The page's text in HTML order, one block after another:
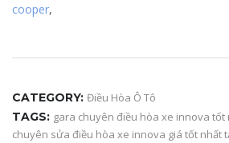
cooper,
CATEGORY: Điều Hòa Ô Tô
TAGS: gara chuyên điều hòa xe innova tốt
chuyên sửa điều hòa xe innova giá tốt nhất